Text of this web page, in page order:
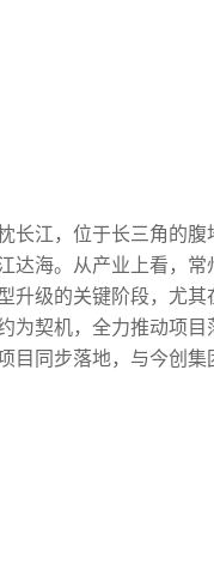
长江，位于长三角的
达海。从产业上看，
升级的关键阶段，尤
为契机，全力推动项
目同步落地，与今创集